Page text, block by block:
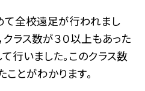
て全校遠足が行われまし
クラス数が３０以上もあった
行いました。このクラス数
とがわかります。